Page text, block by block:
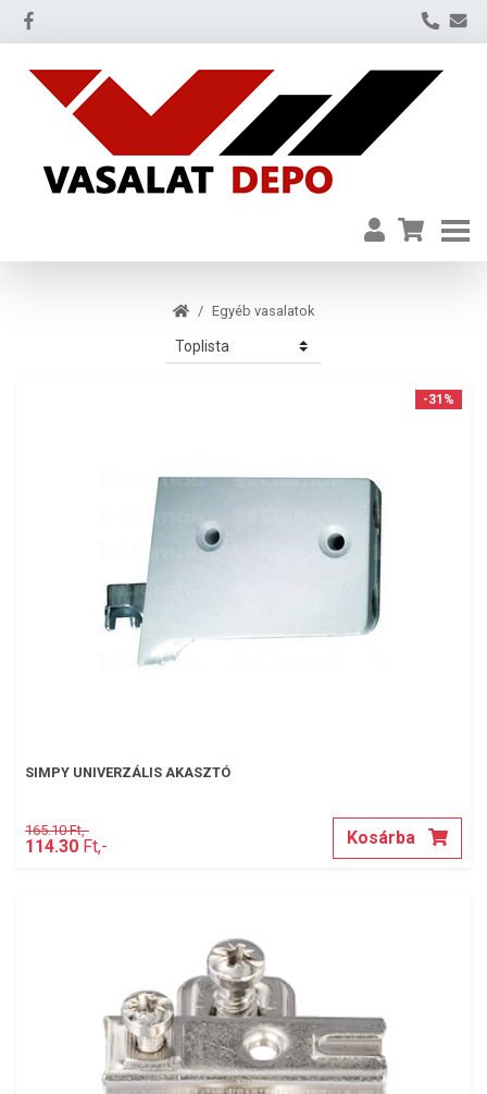
Egyéb vasalatok
-31%
SIMPY UNIVERZÁLIS AKASZTÓ
165.10 Ft,-
114.30 Ft,- Kosárba